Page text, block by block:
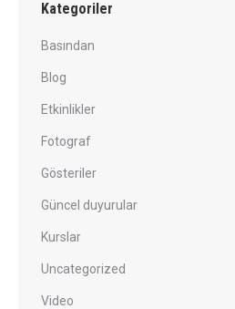
Kategoriler
Basından
Blog
Etkinlikler
Fotograf
Gösteriler
Güncel duyurular
Kurslar
Uncategorized
Video